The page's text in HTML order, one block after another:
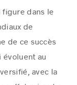
figure dans le
de
de ce succès
au
avec la